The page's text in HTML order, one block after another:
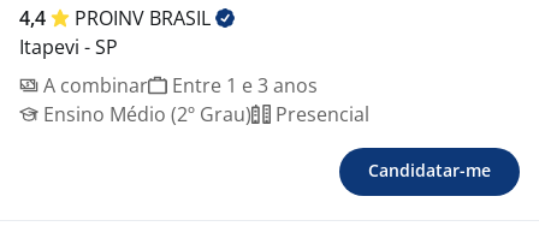
4,4 PROINV BRASIL
Itapevi - SP
A combinar
Entre 1 e 3 anos
Ensino Médio (2º Grau)
Presencial
Candidatar-me